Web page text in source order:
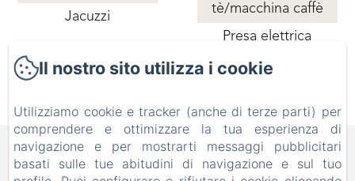
Jacuzzi
tè/macchina caffè
Presa elettrica
B&B FAMILY FIRST, Piscina
Il nostro sito utilizza i cookie
Utilizziamo cookie e tracker (anche di terze parti) per
comprendere e ottimizzare la tua esperienza di
navigazione e per mostrarti messaggi pubblicitari
basati sulle tue abitudini di navigazione e sul tuo